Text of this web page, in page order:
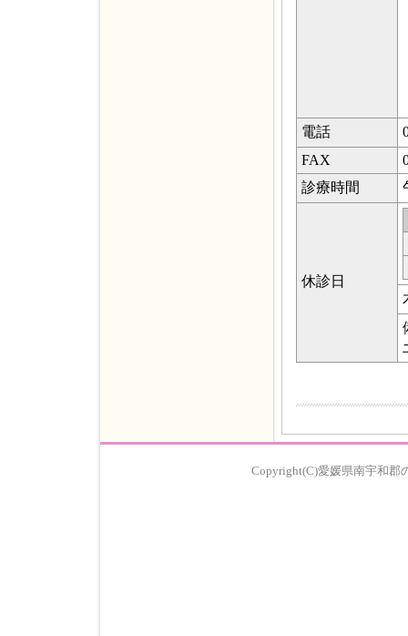
電話
FAX
診療時間
休診日
Copyright(C)愛媛県南宇和郡